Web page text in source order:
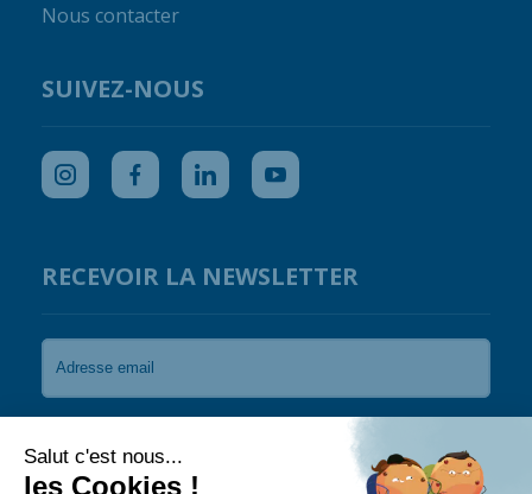
Nous contacter
SUIVEZ-NOUS
RECEVOIR LA NEWSLETTER
Je souhaite recevoir les newsletters de Coral
Guardian.